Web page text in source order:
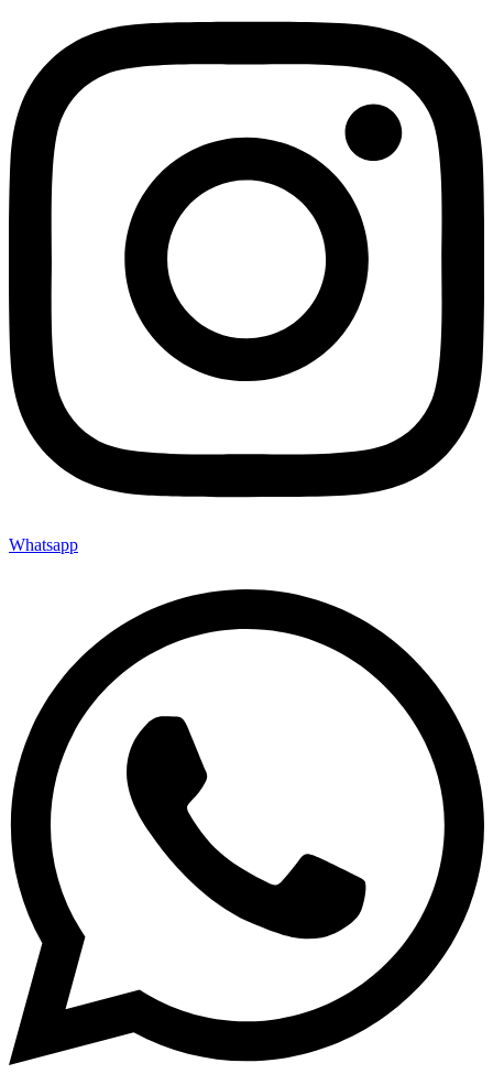
Whatsapp